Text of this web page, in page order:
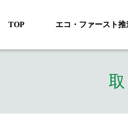
TOP エコ・ファースト